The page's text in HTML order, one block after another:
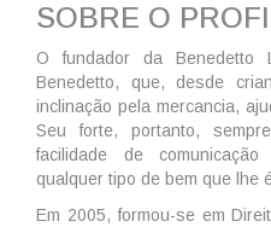
SOBRE O
O fundador da Benedetto
Benedetto, que, desde
inclinação pela mercancia,
Seu forte, portanto,
facilidade de
qualquer tipo de bem que lhe
Em 2005, formou-se em